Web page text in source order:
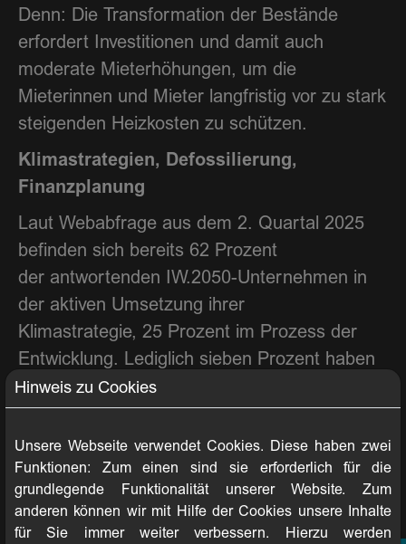
Denn: Die Transformation der Bestände
erfordert Investitionen und damit auch
moderate Mieterhöhungen, um die
Mieterinnen und Mieter langfristig vor zu stark
steigenden Heizkosten zu schützen.
Klimastrategien, Defossilierung,
Finanzplanung
Laut Webabfrage aus dem 2. Quartal 2025
befinden sich bereits 62 Prozent
der antwortenden IW.2050-Unternehmen in
der aktiven Umsetzung ihrer
Klimastrategie, 25 Prozent im Prozess der
Entwicklung. Lediglich sieben Prozent haben
noch keine Strategie. Der aktuelle Median der
Treibhausgas-Emissionen liegt bei den
IW.2050-Partnern im Schnitt noch bei 23,36
Kilogramm CO2 pro Quadratmeter
Wohnfläche pro Jahr – anvisiert für 2045 ist
ein Medianwert von 7,36. Bei vielen
Hinweis zu Cookies
Unsere Webseite verwendet Cookies. Diese haben zwei
Funktionen: Zum einen sind sie erforderlich für die
grundlegende Funktionalität unserer Website. Zum
anderen können wir mit Hilfe der Cookies unsere Inhalte
für Sie immer weiter verbessern. Hierzu werden